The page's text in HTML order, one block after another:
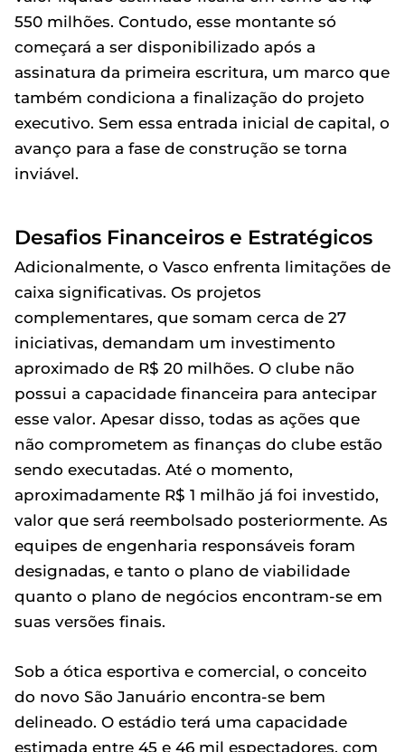
550 milhões. Contudo, esse montante só
começará a ser disponibilizado após a
assinatura da primeira escritura, um marco que
também condiciona a finalização do projeto
executivo. Sem essa entrada inicial de capital, o
avanço para a fase de construção se torna
inviável.
Desafios Financeiros e Estratégicos
Adicionalmente, o Vasco enfrenta limitações de
caixa significativas. Os projetos
complementares, que somam cerca de 27
iniciativas, demandam um investimento
aproximado de R$ 20 milhões. O clube não
possui a capacidade financeira para antecipar
esse valor. Apesar disso, todas as ações que
não comprometem as finanças do clube estão
sendo executadas. Até o momento,
aproximadamente R$ 1 milhão já foi investido,
valor que será reembolsado posteriormente. As
equipes de engenharia responsáveis foram
designadas, e tanto o plano de viabilidade
quanto o plano de negócios encontram-se em
suas versões finais.
Sob a ótica esportiva e comercial, o conceito
do novo São Januário encontra-se bem
delineado. O estádio terá uma capacidade
estimada entre 45 e 46 mil espectadores, com